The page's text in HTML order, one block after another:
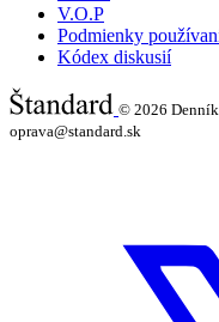
V.O.P
Podmienky
Kódex diskusií
© 2026
oprava@standard.sk